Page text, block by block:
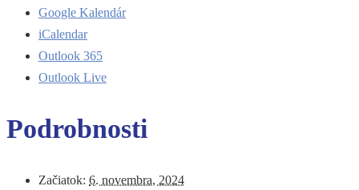
Google Kalendár
iCalendar
Outlook 365
Outlook Live
Podrobnosti
Začiatok: 6. novembra, 2024